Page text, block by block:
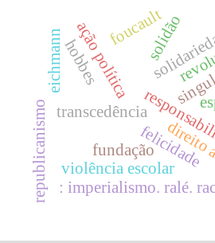
fundaçãofelicidade
transcedência
ação política solidão
violência escolar
foucault
republicanismo
hobbes
eichmann
: imperialismo. ralé.